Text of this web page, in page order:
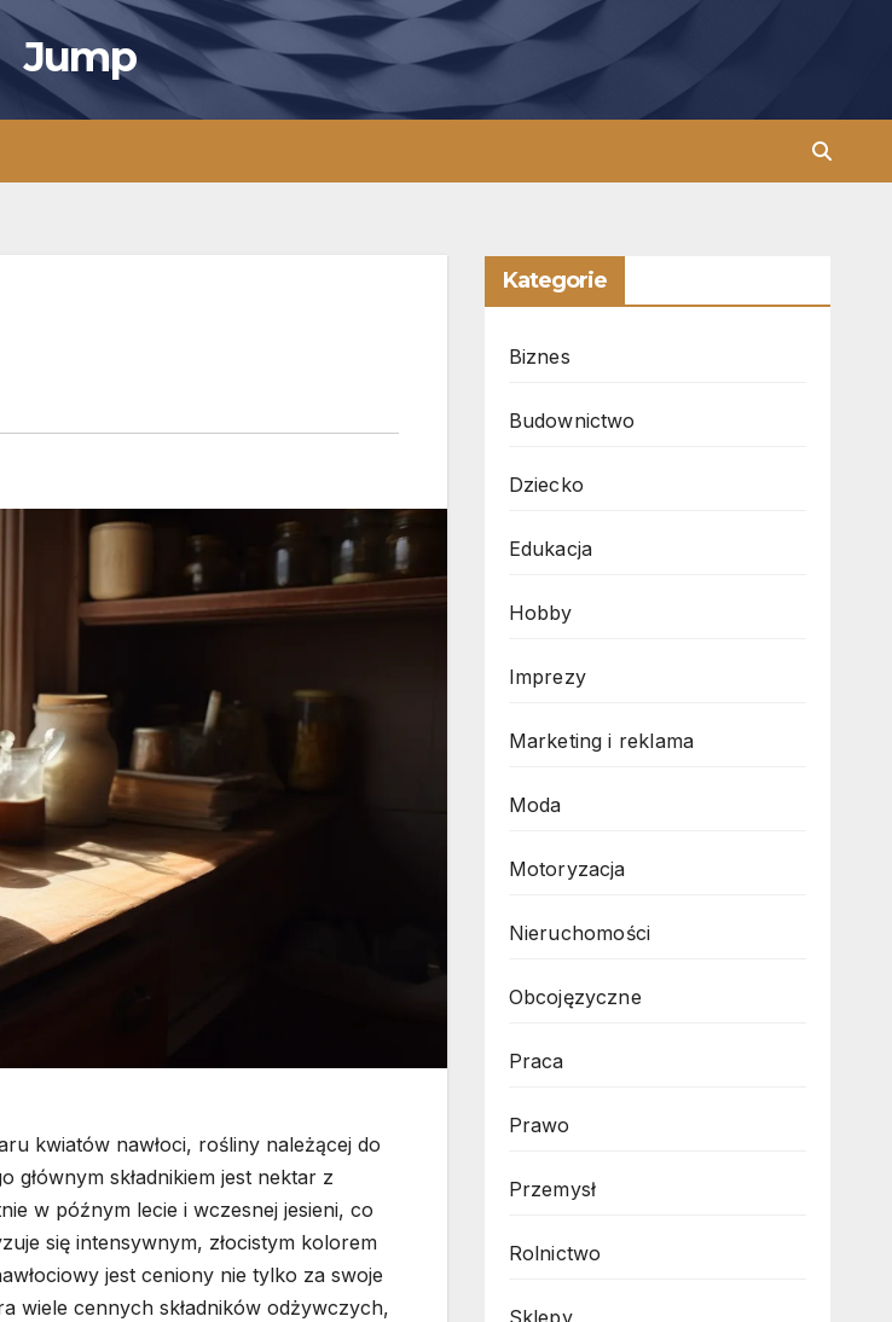
Jump
kwiatów nawłoci, rośliny należącej do
składnikiem jest nektar z
w późnym lecie i wczesnej jesieni, co
się intensywnym, złocistym kolorem
jest ceniony nie tylko za swoje
wiele cennych składników odżywczych,
Kategorie
Biznes
Budownictwo
Dziecko
Edukacja
Hobby
Imprezy
Marketing i reklama
Moda
Motoryzacja
Nieruchomości
Obcojęzyczne
Praca
Prawo
Przemysł
Rolnictwo
Sklepy